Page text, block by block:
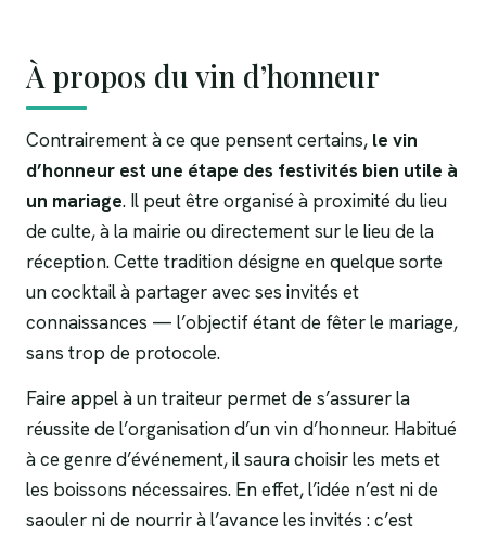
À propos du vin d’honneur
Contrairement à ce que pensent certains, le vin
d’honneur est une étape des festivités bien utile à
un mariage. Il peut être organisé à proximité du lieu
de culte, à la mairie ou directement sur le lieu de la
réception. Cette tradition désigne en quelque sorte
un cocktail à partager avec ses invités et
connaissances — l’objectif étant de fêter le mariage,
sans trop de protocole.
Faire appel à un traiteur permet de s’assurer la
réussite de l’organisation d’un vin d’honneur. Habitué
à ce genre d’événement, il saura choisir les mets et
les boissons nécessaires. En effet, l’idée n’est ni de
saouler ni de nourrir à l’avance les invités : c’est